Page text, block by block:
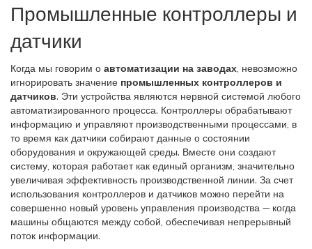
Промышленные контроллеры и
датчики
Когда мы говорим о автоматизации на заводах, невозможно
игнорировать значение промышленных контроллеров и
датчиков. Эти устройства являются нервной системой любого
автоматизированного процесса. Контроллеры обрабатывают
информацию и управляют производственными процессами, в
то время как датчики собирают данные о состоянии
оборудования и окружающей среды. Вместе они создают
систему, которая работает как единый организм, значительно
увеличивая эффективность производственной линии. За счет
использования контроллеров и датчиков можно перейти на
совершенно новый уровень управления производства — когда
машины общаются между собой, обеспечивая непрерывный
поток информации.